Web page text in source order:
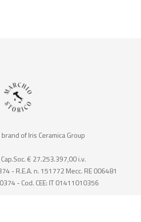
of Iris Ceramica Group
€ 27.253.397,00 i.v.
- R.E.A. n. 151772 Mecc. RE 006481
- Cod. CEE: IT 01411010356